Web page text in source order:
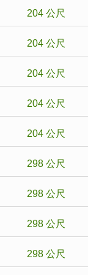
204 公尺
204 公尺
204 公尺
204 公尺
204 公尺
298 公尺
298 公尺
298 公尺
298 公尺